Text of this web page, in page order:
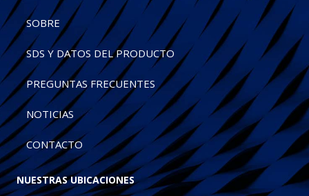
SOBRE
SDS Y DATOS DEL PRODUCTO
PREGUNTAS FRECUENTES
NOTICIAS
CONTACTO
NUESTRAS UBICACIONES